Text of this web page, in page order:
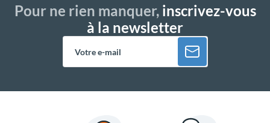
Pour ne rien manquer,inscrivez-vous
à la newsletter